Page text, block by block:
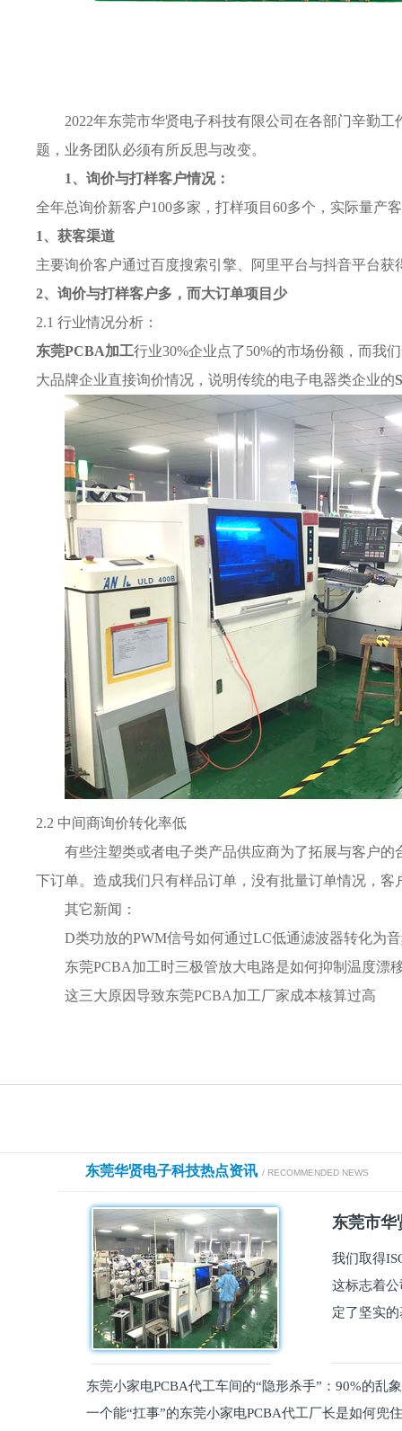
2022年东莞市华贤电子科技有限公司在各部门辛勤
题，业务团队必须有所反思与改变。
1、询价与打样客户情况：
全年总询价新客户100多家，打样项目60多个，实际量产
1、获客渠道
主要询价客户通过百度搜索引擎、阿里平台与抖音平台
2、询价与打样客户多，而大订单项目少
2.1 行业情况分析：
东莞PCBA加工行业30%企业点了50%的市场份额，而我
大品牌企业直接询价情况，说明传统的电子电器类企业的
2.2 中间商询价转化率低
有些注塑类或者电子类产品供应商为了拓展与客户的
下订单。造成我们只有样品订单，没有批量订单情况，客
其它新闻：
D类功放的PWM信号如何通过LC低通滤波器转化为
东莞PCBA加工时三极管放大电路是如何抑制温度漂
这三大原因导致东莞PCBA加工厂家成本核算过高
东莞华贤电子科技热点资讯 / RECOMMENDED NEWS
东莞市华
我们取得
这标志着
定了坚实
东莞小家电PCBA代工车间的“隐形杀手”：90%的乱
员工一个能“扛事”的东莞小家电PCBA代工厂长是如何兜